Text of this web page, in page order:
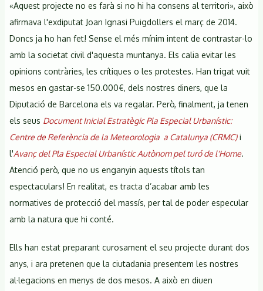
Servei
Meteorològic
al
turó
de
«Aquest projecte no es farà si no hi ha consens al territori», això
afirmava l'exdiputat Joan Ignasi Puigdollers el març de 2014.
Doncs ja ho han fet! Sense el més mínim intent de contrastar-lo
amb la societat civil d'aquesta muntanya. Els calia evitar les
opinions contràries, les crítiques o les protestes. Han trigat vuit
mesos en gastar-se 150.000€, dels nostres diners, que la
Diputació de Barcelona els va regalar. Però, finalment, ja tenen
els seus Document Inicial Estratègic Pla Especial Urbanístic:
Centre de Referència de la Meteorologia a Catalunya (CRMC)i
l'Avanç del Pla Especial Urbanístic Autònom pel turó de l'Home.
Atenció però, que no us enganyin aquests títols tan
espectaculars! En realitat, es tracta d’acabar amb les
normatives de protecció del massís, per tal de poder especular
amb la natura que hi conté.
Ells han estat preparant curosament el seu projecte durant dos
anys, i ara pretenen que la ciutadania presentem les nostres
al·legacions en menys de dos mesos. A això en diuen